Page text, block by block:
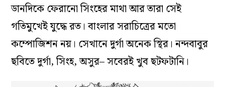
ডানদিকে ফেরানো সিংহের মাথা আর তারা সেই
গতিমুখেই যুদ্ধে রত। বাংলার সরাচিত্রের মতো
কম্পোজিশন নয়। সেখানে দুর্গা অনেক স্থির। নন্দবাবুর
ছবিতে দুর্গা, সিংহ, অসুর– সবেরই খুব ছটফটানি।